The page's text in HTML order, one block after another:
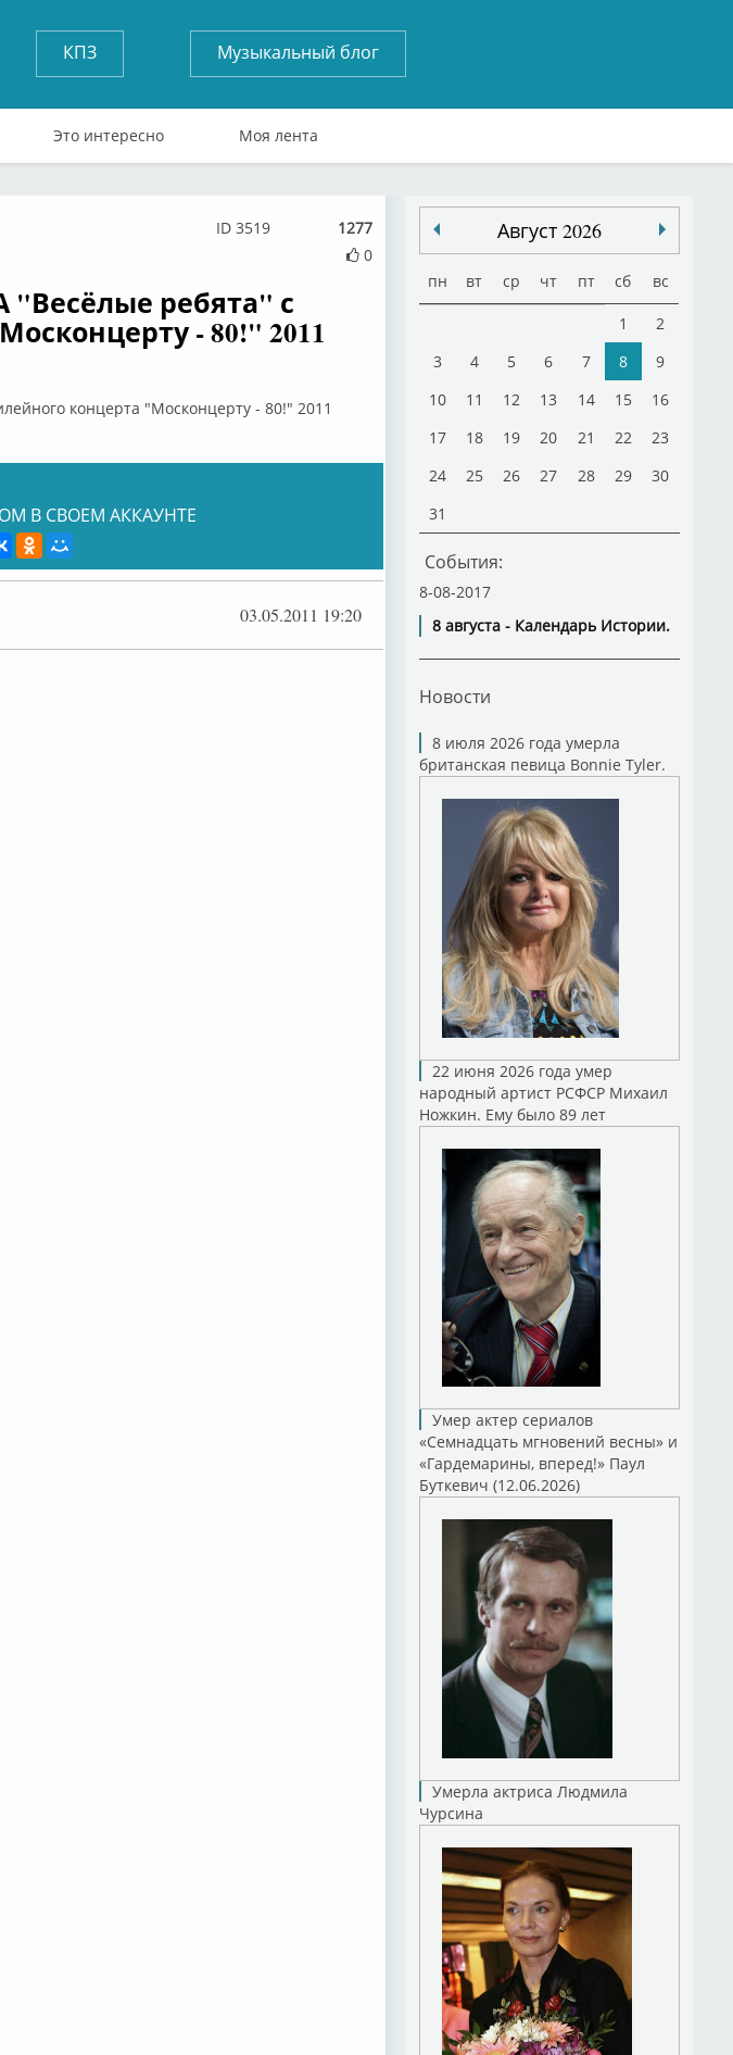
КПЗ Музыкальный блог
Это интересно Моя лента
1277
0
ID 3519
ребята" с
- 80!" 2011
концерта "Москонцерту - 80!" 2011
В СВОЕМ АККАУНТЕ
03.05.2011 19:20
Август 2026
пн вт ср чт пт сб вс
1
2
3
4 5 6 7 8
9
10
11 12 13 14 15
16
17
18 19 20 21 22
23
24
25 26 27 28 29
30
31
События:
8-08-2017
8 августа - Календарь Истории.
Новости
8 июля 2026 года умерла
британская певица Bonnie Tyler.
22 июня 2026 года умер
народный артист РСФСР Михаил
Ножкин. Ему было 89 лет
Умер актер сериалов
«Семнадцать мгновений весны» и
«Гардемарины, вперед!» Паул
Буткевич (12.06.2026)
Умерла актриса Людмила
Чурсина